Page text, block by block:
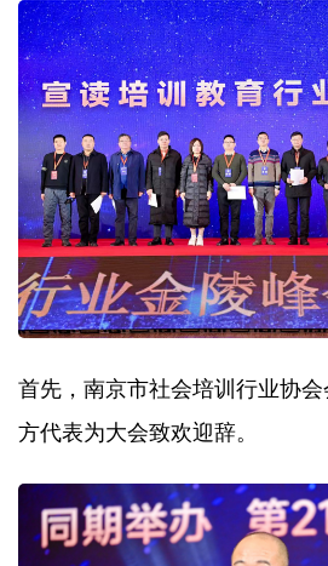
首先，南京市社会培训行业协
方代表为大会致欢迎辞。